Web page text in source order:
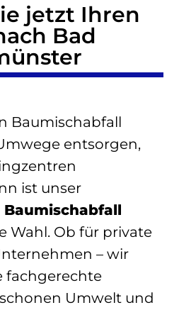
jetzt Ihren
Bad
Baumischabfall
entsorgen,
ist unser
Wahl. Ob für private
– wir
fachgerechte
Umwelt und